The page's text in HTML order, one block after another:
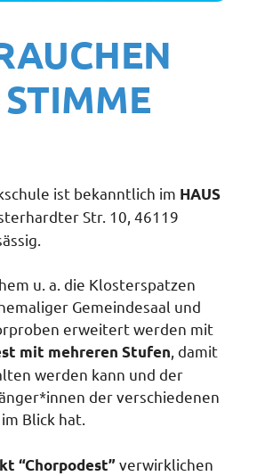
ist bekanntlich im HAUS
Str. 10, 46119
u. a. die Klosterspatzen
Gemeindesaal und
erweitert werden mit
mit mehreren Stufen , damit
werden kann und der
der verschiedenen
Blick hat.
“Chorpodest” verwirklichen